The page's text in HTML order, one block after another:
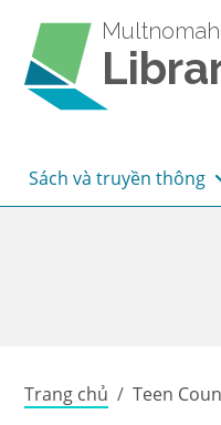
Main
Sách và truyền thông
Trang chủ Teen